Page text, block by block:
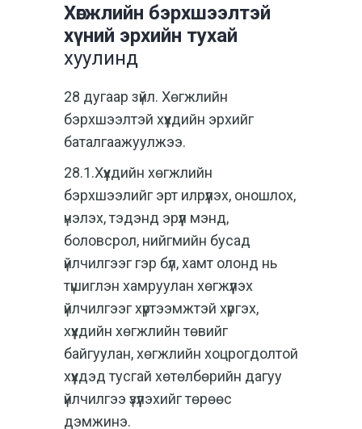
Хөгжлийн бэрхшээлтэй
хүний эрхийн тухай
хуулинд
28 дугаар зүйл. Хөгжлийн
бэрхшээлтэй хүүхдийн эрхийг
баталгаажуулжээ.
28.1.Хүүхдийн хөгжлийн
бэрхшээлийг эрт илрүүлэх, оношлох,
үнэлэх, тэдэнд эрүүл мэнд,
боловсрол, нийгмийн бусад
үйлчилгээг гэр бүл, хамт олонд нь
түшиглэн хамруулан хөгжүүлэх
үйлчилгээг хүртээмжтэй хүргэх,
хүүхдийн хөгжлийн төвийг
байгуулан, хөгжлийн хоцрогдолтой
хүүхдэд тусгай хөтөлбөрийн дагуу
үйлчилгээ үзүүлэхийг төрөөс
дэмжинэ.